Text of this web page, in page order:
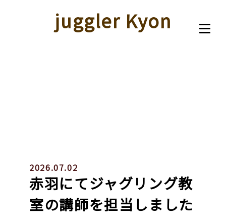
juggler Kyon
2026.07.02
赤羽にてジャグリング教
室の講師を担当しました